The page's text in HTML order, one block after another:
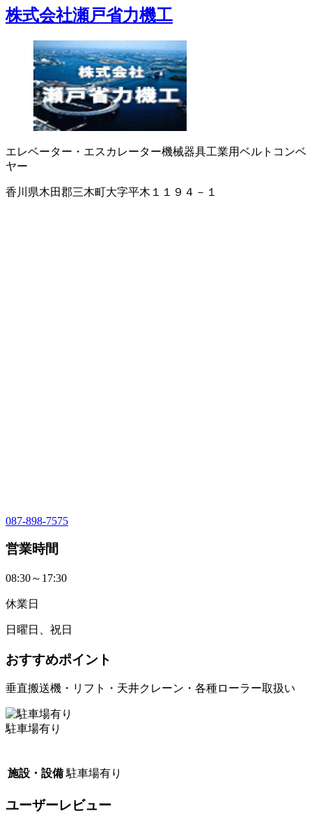
株式会社瀬戸省力機工
エレベーター・エスカレーター機械器具工業用ベルト コンベ
ヤー
香川県木田郡三木町大字平木１１９４－１
087-898-7575
営業時間
08:30～17:30
休業日
日曜日、祝日
おすすめポイント
垂直搬送機・リフト・天井クレーン・各種ローラー取扱い
駐車場有り
施設・設備 駐車場有り
ユーザーレビュー